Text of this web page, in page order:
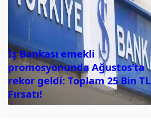
İş Bankası emekli
promosyonunda Ağustos’ta
rekor geldi: Toplam 25 Bin TL
Fırsatı!